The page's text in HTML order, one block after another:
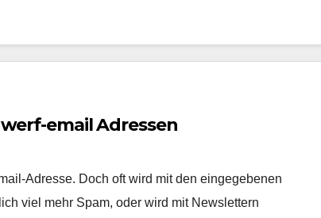
email Adressen
Adresse. Doch oft wird mit den eingegebenen
viel mehr Spam, oder wird mit Newslettern